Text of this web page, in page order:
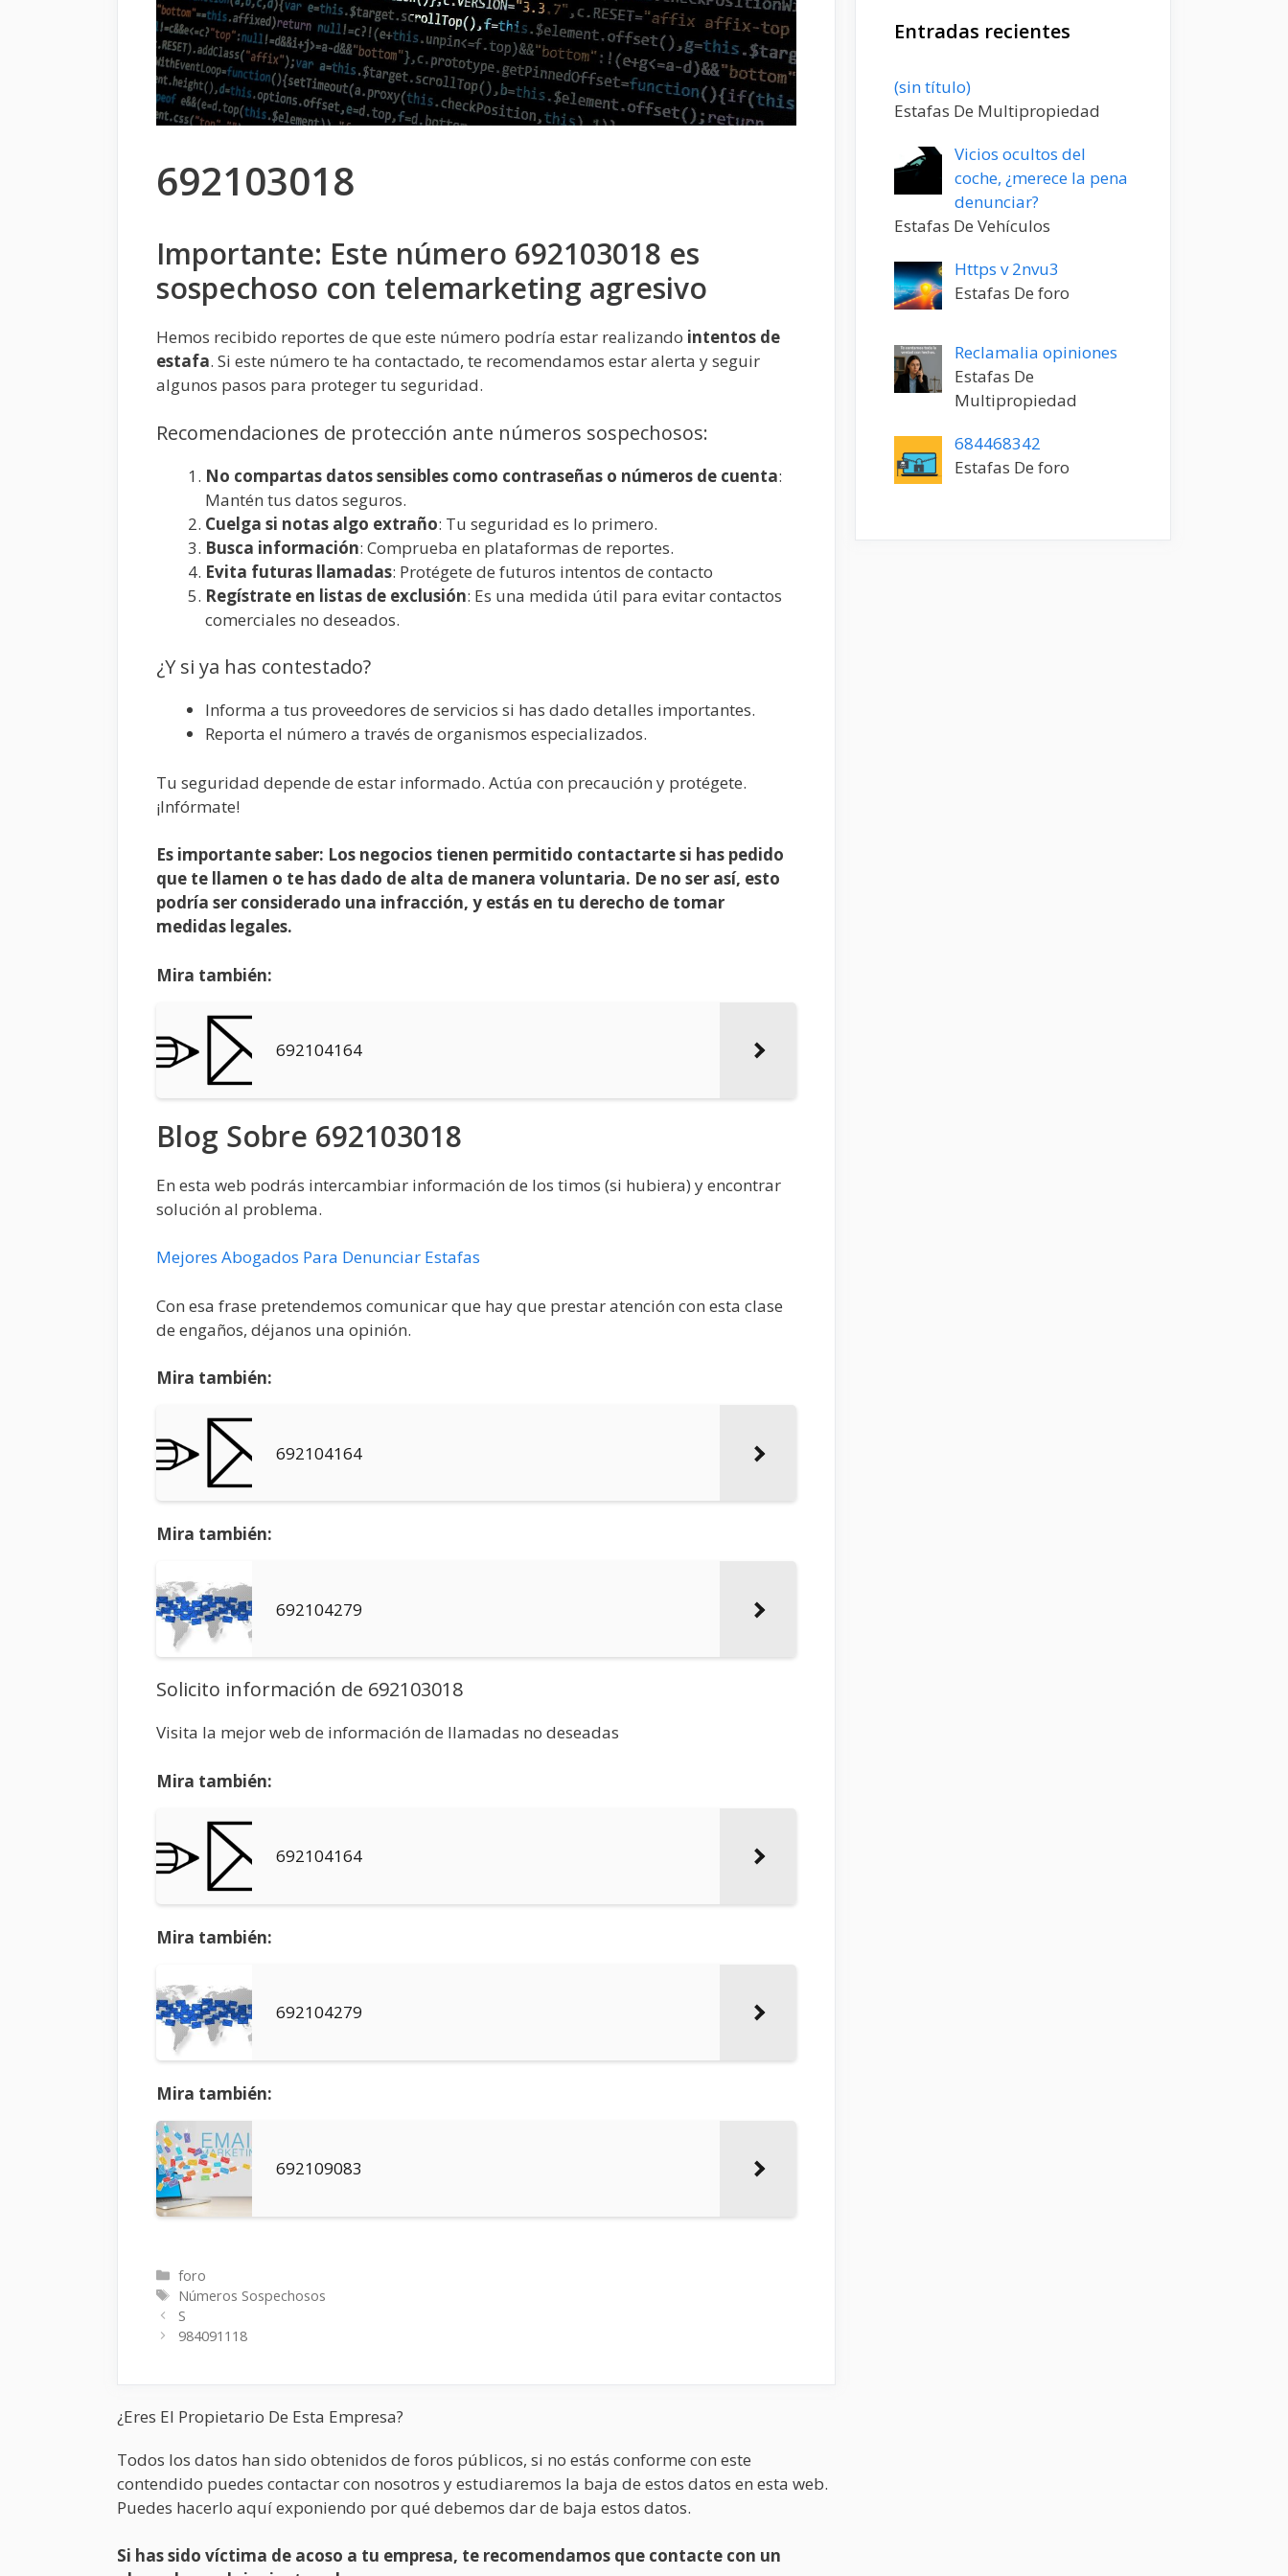
692103018
Importante: Este número 692103018 es
sospechoso con telemarketing agresivo
Hemos recibido reportes de que este número podría estar realizando intentos de
estafa. Si este número te ha contactado, te recomendamos estar alerta y seguir
algunos pasos para proteger tu seguridad.
Recomendaciones de protección ante números sospechosos:
No compartas datos sensibles como contraseñas o números de cuenta:
Mantén tus datos seguros.
Cuelga si notas algo extraño: Tu seguridad es lo primero.
Busca información: Comprueba en plataformas de reportes.
Evita futuras llamadas: Protégete de futuros intentos de contacto
Regístrate en listas de exclusión: Es una medida útil para evitar contactos
comerciales no deseados.
¿Y si ya has contestado?
Informa a tus proveedores de servicios si has dado detalles importantes.
Reporta el número a través de organismos especializados.
Tu seguridad depende de estar informado. Actúa con precaución y protégete.
¡Infórmate!
Es importante saber: Los negocios tienen permitido contactarte si has pedido
que te llamen o te has dado de alta de manera voluntaria. De no ser así, esto
podría ser considerado una infracción, y estás en tu derecho de tomar
medidas legales.
Mira también:
692104164
Blog Sobre 692103018
En esta web podrás intercambiar información de los timos (si hubiera) y encontrar
solución al problema.
Mejores Abogados Para Denunciar Estafas
Con esa frase pretendemos comunicar que hay que prestar atención con esta clase
de engaños, déjanos una opinión.
Mira también:
692104164
Mira también:
692104279
Solicito información de 692103018
Visita la mejor web de información de llamadas no deseadas
Mira también:
692104164
Mira también:
692104279
Mira también:
692109083
Categorías
foro
Etiquetas
Números Sospechosos
S
984091118
¿Eres El Propietario De Esta Empresa?
Todos los datos han sido obtenidos de foros públicos, si no estás conforme con este
contendido puedes contactar con nosotros y estudiaremos la baja de estos datos en esta web.
Puedes hacerlo aquí exponiendo por qué debemos dar de baja estos datos.
Si has sido víctima de acoso a tu empresa, te recomendamos que contacte con un
Entradas recientes
(sin título)Entrada
20198
Estafas De Multipropiedad
Vicios ocultos del
coche, ¿merece la pena
denunciar?
Estafas De Vehículos
Https v 2nvu3
Estafas De foro
Reclamalia opiniones
Estafas De
Multipropiedad
684468342
Estafas De foro